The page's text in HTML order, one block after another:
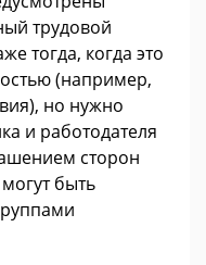
трудовой
тогда, когда это
(например,
но нужно
и работодателя
сторон
быть